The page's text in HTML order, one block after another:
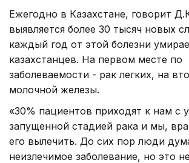
Ежегодно в Казахстане, говорит
выявляется более 30 тысяч новых
каждый год от этой болезни
казахстанцев. На первом месте по
заболеваемости - рак легких, на
молочной железы.
«30% пациентов приходят к нам с
запущенной стадией рака и мы,
его вылечить. До сих пор люди
неизлечимое заболевание, но это